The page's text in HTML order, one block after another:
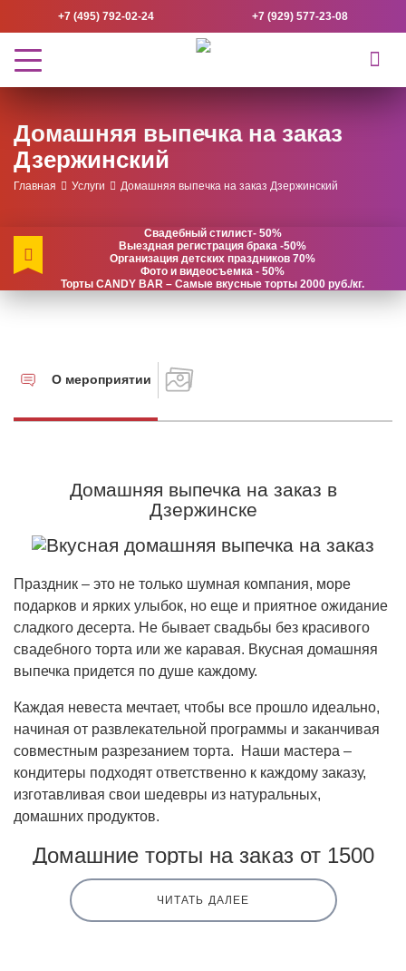
+7 (495) 792-02-24 +7 (929) 577-23-08
Домашняя выпечка на заказ
Дзержинский
Главная Услуги Домашняя выпечка на заказ Дзержинский
Свадебный стилист- 50%
Выездная регистрация брака -50%
Организация детских праздников 70%
Фото и видеосъемка - 50%
Торты CANDY BAR – Самые вкусные торты 2000 руб./кг.
О мероприятии
Домашняя выпечка на заказ в
Дзержинске
Праздник – это не только шумная компания, море
подарков и ярких улыбок, но еще и приятное ожидание
сладкого десерта. Не бывает свадьбы без красивого
свадебного торта или же каравая. Вкусная домашняя
выпечка придется по душе каждому.
Каждая невеста мечтает, чтобы все прошло идеально,
начиная от развлекательной программы и заканчивая
совместным разрезанием торта. Наши мастера –
кондитеры подходят ответственно к каждому заказу,
изготавливая свои шедевры из натуральных,
домашних продуктов.
Домашние торты на заказ от 1500
рублей
торты
всегда изготавливаются точно в срок, и
ЧИТАТЬ ДАЛЕЕ